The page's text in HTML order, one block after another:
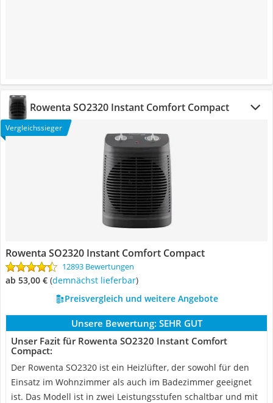
Rowenta SO2320 Instant Comfort Compact
Vergleichssieger
Rowenta SO2320 Instant Comfort Compact
12893 Bewertungen
ab 53,00 € ( Demnächst lieferbar)
Preisvergleich und weitere Angebote
Unsere Bewertung: SEHR GUT
Unser Fazit für Rowenta SO2320 Instant Comfort
Compact:
Der Rowenta SO2320 ist ein Heizlüfter, der sowohl für den
Einsatz im Wohnzimmer als auch im Badezimmer geeignet
ist. Das Modell ist in zwei Leistungsstufen schaltbar und mit